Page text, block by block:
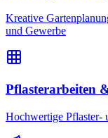
Kreative
und Gewerbe
Pflasterarbeiten
Hochwertige Pflaster-